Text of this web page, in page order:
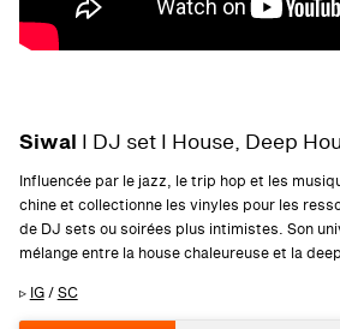
Siwal I DJ set I House, Deep
Influencée par le jazz, le trip hop et les
chine et collectionne les vinyles pour les
de DJ sets ou soirées plus intimistes. Son
mélange entre la house chaleureuse et la
▹ IG/SC